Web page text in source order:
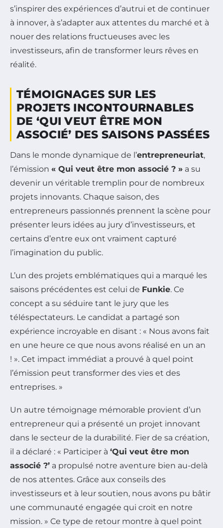
s’inspirer des expériences d’autrui et de continuer
à innover, à s’adapter aux attentes du marché et à
nouer des relations fructueuses avec les
investisseurs, afin de transformer leurs rêves en
réalité.
TÉMOIGNAGES SUR LES
PROJETS INCONTOURNABLES
DE ‘QUI VEUT ÊTRE MON
ASSOCIÉ’ DES SAISONS PASSÉES
Dans le monde dynamique de l’entrepreneuriat,
l’émission « Qui veut être mon associé ? » a su
devenir un véritable tremplin pour de nombreux
projets innovants. Chaque saison, des
entrepreneurs passionnés prennent la scène pour
présenter leurs idées au jury d’investisseurs, et
certains d’entre eux ont vraiment capturé
l’imagination du public.
L’un des projets emblématiques qui a marqué les
saisons précédentes est celui de Funkie. Ce
concept a su séduire tant le jury que les
téléspectateurs. Le candidat a partagé son
expérience incroyable en disant : « Nous avons fait
en une heure ce que nous avons réalisé en un an
! ». Cet impact immédiat a prouvé à quel point
l’émission peut transformer des vies et des
entreprises. »
Un autre témoignage mémorable provient d’un
entrepreneur qui a présenté un projet innovant
dans le secteur de la durabilité. Fier de sa création,
il a déclaré : « Participer à ‘Qui veut être mon
associé ?’ a propulsé notre aventure bien au-delà
de nos attentes. Grâce aux conseils des
investisseurs et à leur soutien, nous avons pu bâtir
une communauté engagée qui croit en notre
mission. » Ce type de retour montre à quel point